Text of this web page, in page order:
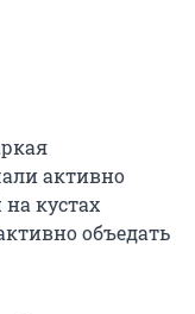
активно
кустах
объедать